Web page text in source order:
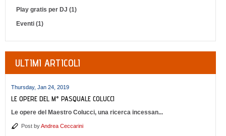
Play gratis per DJ (1)
Eventi (1)
ULTIMI ARTICOLI
Thursday, Jan 24, 2019
LE OPERE DEL M° PASQUALE COLUCCI
Le opere del Maestro Colucci, una ricerca incessan...
Post byAndrea Ceccarini